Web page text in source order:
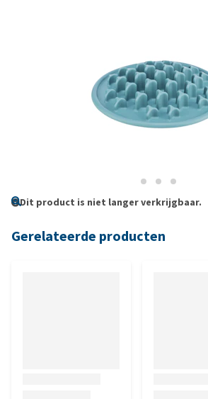
Dit product is niet langer verkrijgbaar.
Gerelateerde producten